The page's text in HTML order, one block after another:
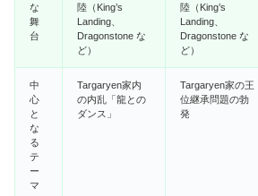
な
舞
台
陸（King’s
Landing、
Dragonstone な
ど）
陸（King’s
Landing、
Dragonstone な
ど）
中
心
と
な
る
テ
ー
マ
Targaryen家内
の内乱「龍との
ダンス」
Targaryen家の王
位継承問題の勃
発